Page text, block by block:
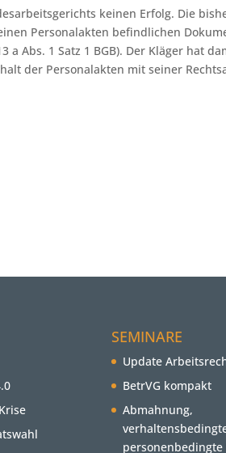
keinen Erfolg. Die
Personalakten befindlichen
Abs. 1 Satz 1 BGB). Der Kläger hat
der Personalakten mit seiner
SEMINARE
Update
BetrVG kompakt
Abmahnung,